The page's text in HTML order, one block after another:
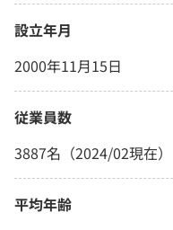
設立年月
2000年11月15日
従業員数
3887名（2024/02現在）
平均年齢